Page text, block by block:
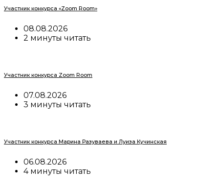
Участник конкурса «Zoom Room»
08.08.2026
2 минуты читать
Участник конкурса Zoom Room
07.08.2026
3 минуты читать
Участник конкурса Марина Разуваева и Луиза Кучинская
06.08.2026
4 минуты читать